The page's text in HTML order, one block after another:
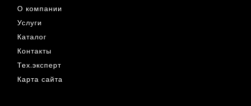
О компании
Услуги
Каталог
Контакты
Тех.эксперт
Карта сайта